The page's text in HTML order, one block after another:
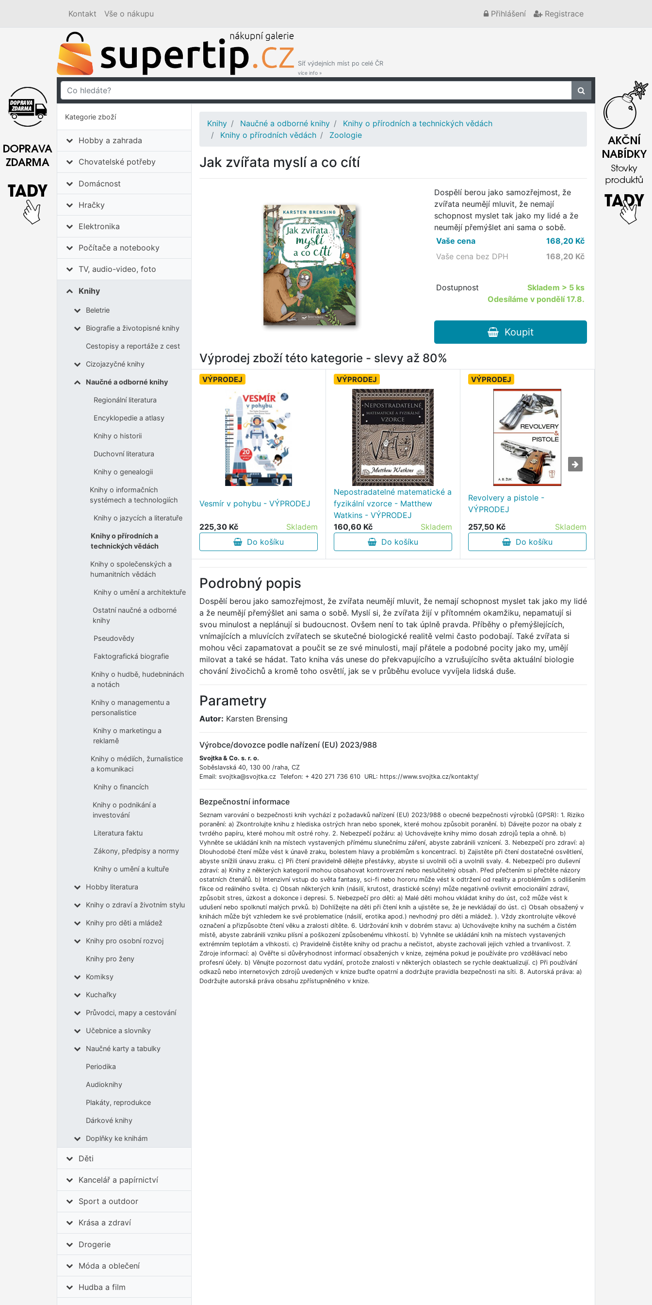
Kontakt Vše o nákupu Přihlášení Registrace
Síť výdejních míst po celé ČR
více info »
Kategorie zboží
Hobby a zahrada
Chovatelské potřeby
Domácnost
Hračky
Elektronika
Počítače a notebooky
TV, audio-video, foto
Knihy
Beletrie
Biografie a životopisné knihy
Cestopisy a reportáže z cest
Cizojazyčné knihy
Naučné a odborné knihy
Regionální literatura
Encyklopedie a atlasy
Knihy o historii
Duchovní literatura
Knihy o genealogii
Knihy o informačních
systémech a technologiích
Knihy o jazycích a literatuře
Knihy o přírodních a
technických vědách
Knihy o společenských a
humanitních vědách
Knihy o umění a architektuře
Ostatní naučné a odborné
knihy
Pseudovědy
Faktografická biografie
Knihy o hudbě, hudebninách
a notách
Knihy o managementu a
personalistice
Knihy o marketingu a
reklamě
Knihy o médiích, žurnalistice
a komunikaci
Knihy o financích
Knihy o podnikání a
investování
Literatura faktu
Zákony, předpisy a normy
Knihy o umění a kultuře
Hobby literatura
Knihy o zdraví a životním stylu
Knihy pro děti a mládež
Knihy pro osobní rozvoj
Knihy pro ženy
Komiksy
Kuchařky
Průvodci, mapy a cestování
Učebnice a slovníky
Naučné karty a tabulky
Periodika
Audioknihy
Plakáty, reprodukce
Dárkové knihy
Doplňky ke knihám
Děti
Kancelář a papírnictví
Sport a outdoor
Krása a zdraví
Drogerie
Móda a oblečení
Hudba a film
Knihy Naučné a odborné knihy
Knihy o přírodních a technických vědách
Knihy o přírodních vědách
Zoologie
Jak zvířata myslí a co cítí
Dospělí berou jako samozřejmost, že
zvířata neumějí mluvit, že nemají
schopnost myslet tak jako my lidé a že
neumějí přemýšlet ani sama o sobě.
Vaše cena
168,20Kč
Vaše cena bez DPH
168,20 Kč
Dostupnost Skladem > 5 ks
Odesíláme v pondělí 17.8.
Koupit
Výprodej zboží této kategorie - slevy až 80%
VÝPRODEJ
Vesmír v pohybu - VÝPRODEJ
225,30 Kč
Skladem
Do košíku
VÝPRODEJ
Nepostradatelné matematické a
fyzikální vzorce - Matthew
Watkins - VÝPRODEJ
160,60 Kč
Skladem
Do košíku
VÝPRODEJ
Revolvery a pistole -
VÝPRODEJ
257,50 Kč
Skladem
Do košíku
Podrobný popis
Dospělí berou jako samozřejmost, že zvířata neumějí mluvit, že nemají schopnost myslet tak jako my lidé
a že neumějí přemýšlet ani sama o sobě. Myslí si, že zvířata žijí v přítomném okamžiku, nepamatují si
svou minulost a neplánují si budoucnost. Ovšem není to tak úplně pravda. Příběhy o přemýšlejících,
vnímajících a mluvících zvířatech se skutečné biologické realitě velmi často podobají. Také zvířata si
mohou věci zapamatovat a poučit se ze své minulosti, mají přátele a podobné pocity jako my, umějí
milovat a také se hádat. Tato kniha vás unese do překvapujícího a vzrušujícího světa aktuální biologie
chování živočichů a kromě toho osvětlí, jak se v průběhu evoluce vyvíjela lidská duše.
Parametry
Autor: Karsten Brensing
Výrobce/dovozce podle nařízení (EU) 2023/988
Svojtka & Co. s. r. o.
Soběslavská 40, 130 00 /raha, CZ
Email: svojtka@svojtka.cz Telefon: + 420 271 736 610 URL: https://www.svojtka.cz/kontakty/
Bezpečnostní informace
Seznam varování o bezpečnosti knih vychází z požadavků nařízení (EU) 2023/988 o obecné bezpečnosti výrobků (GPSR): 1. Riziko
poranění: a) Zkontrolujte knihu z hlediska ostrých hran nebo sponek, které mohou způsobit poranění. b) Dávejte pozor na obaly z
tvrdého papíru, které mohou mít ostré rohy. 2. Nebezpečí požáru: a) Uchovávejte knihy mimo dosah zdrojů tepla a ohně. b)
Vyhněte se ukládání knih na místech vystavených přímému slunečnímu záření, abyste zabránili vznícení. 3. Nebezpečí pro zdraví: a)
Dlouhodobé čtení může vést k únavě zraku, bolestem hlavy a problémům s koncentrací. b) Zajistěte při čtení dostatečné osvětlení,
abyste snížili únavu zraku. c) Při čtení pravidelně dělejte přestávky, abyste si uvolnili oči a uvolnili svaly. 4. Nebezpečí pro duševní
zdraví: a) Knihy z některých kategorií mohou obsahovat kontroverzní nebo neslučitelný obsah. Před přečtením si přečtěte názory
ostatních čtenářů. b) Intenzivní vstup do světa fantasy, sci-fi nebo hororu může vést k odtržení od reality a problémům s odlišením
fikce od reálného světa. c) Obsah některých knih (násilí, krutost, drastické scény) může negativně ovlivnit emocionální zdraví,
způsobit stres, úzkost a dokonce i depresi. 5. Nebezpečí pro děti: a) Malé děti mohou vkládat knihy do úst, což může vést k
udušení nebo spolknutí malých prvků. b) Dohlížejte na děti při čtení knih a ujistěte se, že je nevkládají do úst. c) Obsah obsažený v
knihách může být vzhledem ke své problematice (násilí, erotika apod.) nevhodný pro děti a mládež. ). Vždy zkontrolujte věkové
označení a přizpůsobte čtení věku a zralosti dítěte. 6. Udržování knih v dobrém stavu: a) Uchovávejte knihy na suchém a čistém
místě, abyste zabránili vzniku plísní a poškození způsobenému vlhkostí. b) Vyhněte se ukládání knih na místech vystavených
extrémním teplotám a vlhkosti. c) Pravidelně čistěte knihy od prachu a nečistot, abyste zachovali jejich vzhled a trvanlivost. 7.
Zdroje informací: a) Ověřte si důvěryhodnost informací obsažených v knize, zejména pokud je používáte pro vzdělávací nebo
profesní účely. b) Věnujte pozornost datu vydání, protože znalosti v některých oblastech se rychle deaktualizují. c) Při používání
odkazů nebo internetových zdrojů uvedených v knize buďte opatrní a dodržujte pravidla bezpečnosti na síti. 8. Autorská práva: a)
Dodržujte autorská práva obsahu zpřístupněného v knize.